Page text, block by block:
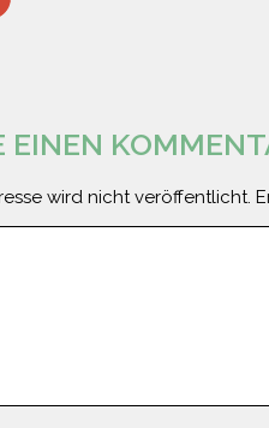
EINEN
wird nicht veröffentlicht.